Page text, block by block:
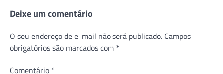
Deixe um comentário
O seu endereço de e-mail não será publicado. Campos
obrigatórios são marcados com *
Comentário *